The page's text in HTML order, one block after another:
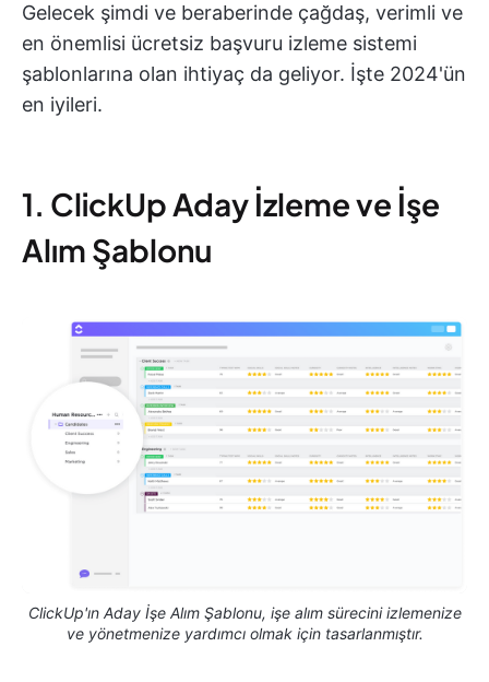
Gelecek şimdi ve beraberinde çağdaş, verimli ve
en önemlisi ücretsiz başvuru izleme sistemi
şablonlarına olan ihtiyaç da geliyor. İşte 2024'ün
en iyileri.
1. ClickUp Aday İzleme ve İşe
Alım Şablonu
ClickUp'ın Aday İşe Alım Şablonu, işe alım sürecini izlemenize
ve yönetmenize yardımcı olmak için tasarlanmıştır.